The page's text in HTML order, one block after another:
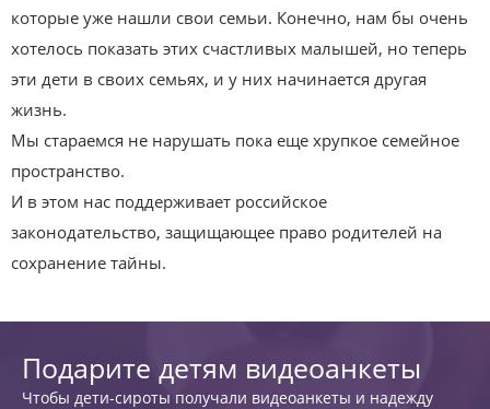
которые уже нашли свои семьи. Конечно, нам бы очень
хотелось показать этих счастливых малышей, но теперь
эти дети в своих семьях, и у них начинается другая
жизнь.
Мы стараемся не нарушать пока еще хрупкое семейное
пространство.
И в этом нас поддерживает российское
законодательство, защищающее право родителей на
сохранение тайны.
Подарите детям видеоанкеты
Чтобы дети-сироты получали видеоанкеты и надежду